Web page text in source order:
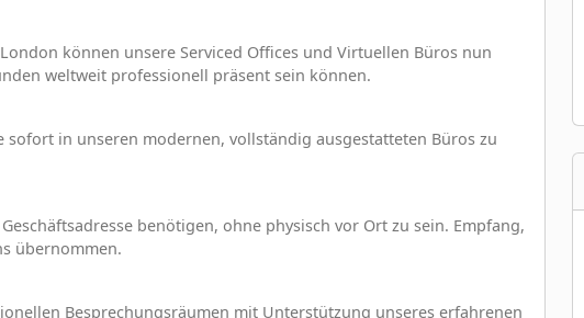
können unsere Serviced Offices und Virtuellen Büros nun
weltweit professionell präsent sein können.
in unseren modernen, vollständig ausgestatteten Büros zu
benötigen, ohne physisch vor Ort zu sein. Empfang,
übernommen.
Besprechungsräumen mit Unterstützung unseres erfahrenen